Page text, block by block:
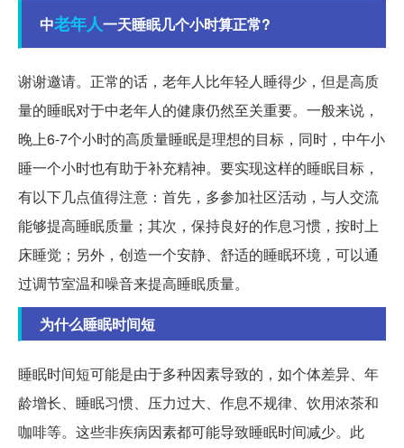
中老年人一天睡眠几个小时算正常?
谢谢邀请。正常的话，老年人比年轻人睡得少，但是高质
量的睡眠对于中老年人的健康仍然至关重要。一般来说，
晚上6-7个小时的高质量睡眠是理想的目标，同时，中午小
睡一个小时也有助于补充精神。要实现这样的睡眠目标，
有以下几点值得注意：首先，多参加社区活动，与人交流
能够提高睡眠质量；其次，保持良好的作息习惯，按时上
床睡觉；另外，创造一个安静、舒适的睡眠环境，可以通
过调节室温和噪音来提高睡眠质量。
为什么睡眠时间短
睡眠时间短可能是由于多种因素导致的，如个体差异、年
龄增长、睡眠习惯、压力过大、作息不规律、饮用浓茶和
咖啡等。这些非疾病因素都可能导致睡眠时间减少。此